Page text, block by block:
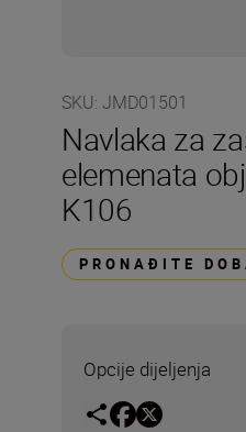
SKU: JMD01501
Navlaka za
elemenata
K106
PRONAĐITE
Opcije dijeljenja